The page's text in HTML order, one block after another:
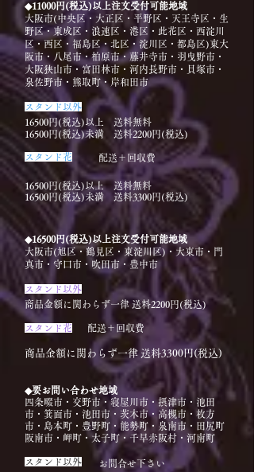
◆11000円(税込)以上注文受付可能地域
大阪市(中央区・大正区・平野区・天王寺区・生
野区・東成区・浪速区・港区・此花区・西淀川
区・西区・福島区・北区・淀川区・都島区)東大
阪市・八尾市・柏原市・藤井寺市・羽曳野市・
大阪狭山市・富田林市・​河内長野市・貝塚市・
泉佐野市・熊取町・岸和田市
​スタンド以外
16500円(税込)以上 送料無料
16500円(税込)未満 送料2200円(税込)
​スタンド花 配送＋回収費
16500円(税込)以上 送料無料
16500円(税込)未満 送料3300円(税込)
◆16500円(税込)以上注文受付可能地域
大阪市(旭区・鶴見区・東淀川区)・大東市・門
真市・守口市・吹田市・豊中市
​スタンド以外
商品金額に関わらず一律 送料2200円(税込)
​スタンド花 配送＋回収費
商品金額に関わらず一律 送料3300円(税込)
◆要お問い合わせ地域
四条畷市・交野市・寝屋川市・摂津市・池田
市・箕面市・池田市・茨木市・高槻市・枚方
市・島本町・豊野町・能勢町・泉南市・田尻町​
阪南市・岬町・太子町・千早赤阪村・河南町
​スタンド以外
お問合せ下さい